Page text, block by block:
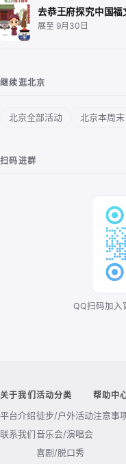
去恭王府探究中国
展至 9月30日
继续逛北京
北京全部活动 北京本周末
扫码进群
QQ扫码加入
关于我们
平台介绍
联系我们
活动分类
徒步/户外活动
音乐会/演唱会
喜剧/脱口秀
帮助中
注意事